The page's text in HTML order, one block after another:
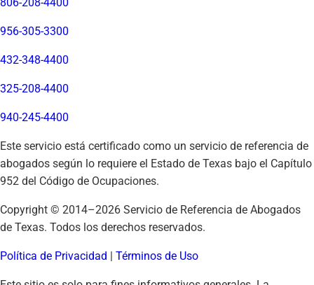
956-305-3300
432-348-4400
325-208-4400
940-245-4400
Este servicio está certificado como un servicio de referencia de
abogados según lo requiere el Estado de Texas bajo el Capítulo
952 del Código de Ocupaciones.
Copyright © 2014–2026 Servicio de Referencia de Abogados
de Texas. Todos los derechos reservados.
Política de Privacidad | Términos de Uso